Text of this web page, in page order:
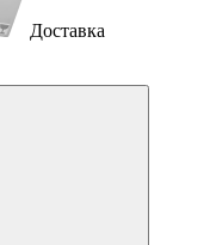
Доставка